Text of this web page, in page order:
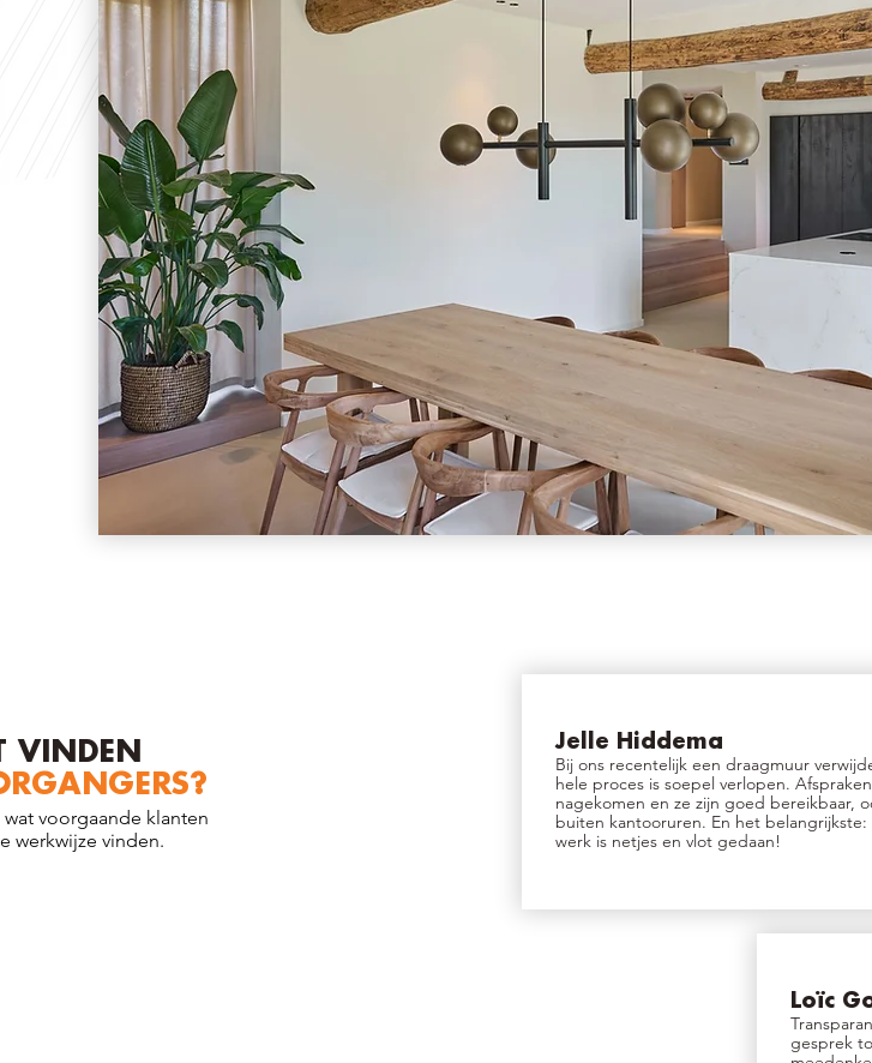
Wij nemen u mee van
project uit handen.
CONTACT OPNEMEN
VINDEN
voorgaande klanten
werkwijze vinden.
Jelle Hiddema
Bij ons recentelijk een draagmuur
hele proces is soepel verlopen.
nagekomen en ze zijn goed bereikbaar,
buiten kantooruren. En het belangrijkste:
werk is netjes en vlot gedaan!
Loïc
gesprek